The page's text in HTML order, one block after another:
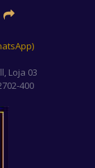
Loja 03
400